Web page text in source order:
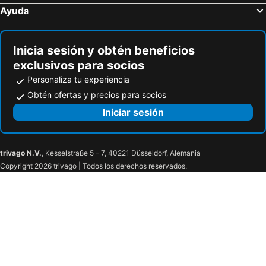
Posada 21 Oranges
Yvy Hotel de Selva
Mercure Iguazu Hotel Iru
Raices Amambai Lodges
Arami Hotel & Lodge
Hotel Boutique Genova
Ayuda
Inicia sesión y obtén beneficios
exclusivos para socios
Personaliza tu experiencia
Obtén ofertas y precios para socios
Iniciar sesión
trivago N.V., Kesselstraße 5 – 7, 40221 Düsseldorf, Alemania
Copyright 2026 trivago | Todos los derechos reservados.